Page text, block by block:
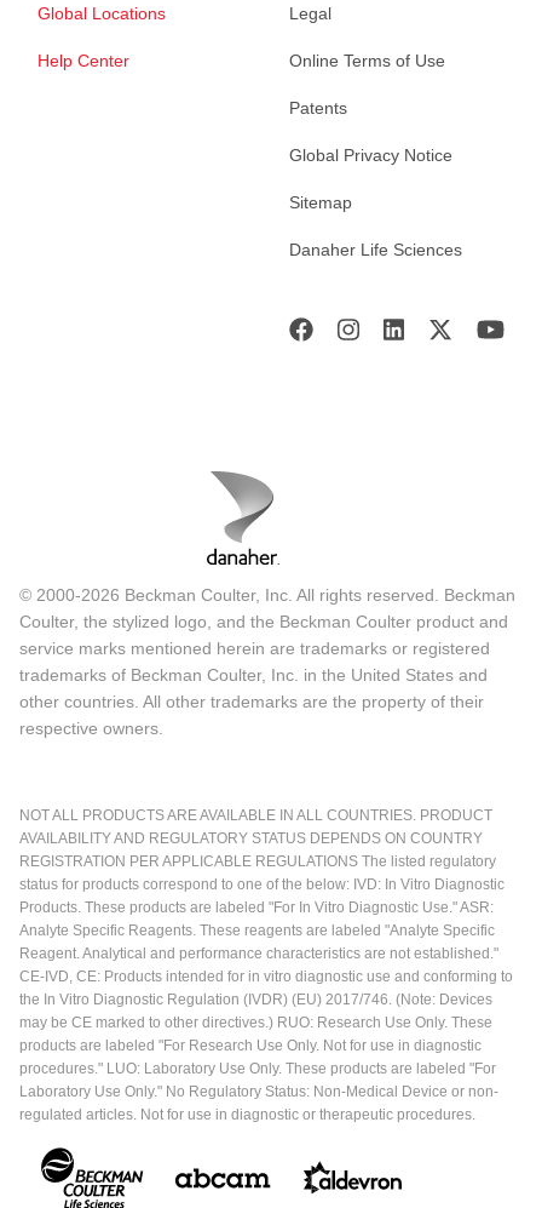
Global Locations
Help Center
Legal
Online Terms of Use
Patents
Global Privacy Notice
Sitemap
Danaher Life Sciences
© 2000-2026 Beckman Coulter, Inc. All rights reserved. Beckman
Coulter, the stylized logo, and the Beckman Coulter product and
service marks mentioned herein are trademarks or registered
trademarks of Beckman Coulter, Inc. in the United States and
other countries. All other trademarks are the property of their
respective owners.
NOT ALL PRODUCTS ARE AVAILABLE IN ALL COUNTRIES. PRODUCT
AVAILABILITY AND REGULATORY STATUS DEPENDS ON COUNTRY
REGISTRATION PER APPLICABLE REGULATIONS The listed regulatory
status for products correspond to one of the below: IVD: In Vitro Diagnostic
Products. These products are labeled "For In Vitro Diagnostic Use." ASR:
Analyte Specific Reagents. These reagents are labeled "Analyte Specific
Reagent. Analytical and performance characteristics are not established."
CE-IVD, CE: Products intended for in vitro diagnostic use and conforming to
the In Vitro Diagnostic Regulation (IVDR) (EU) 2017/746. (Note: Devices
may be CE marked to other directives.) RUO: Research Use Only. These
products are labeled "For Research Use Only. Not for use in diagnostic
procedures." LUO: Laboratory Use Only. These products are labeled "For
Laboratory Use Only." No Regulatory Status: Non-Medical Device or non-
regulated articles. Not for use in diagnostic or therapeutic procedures.